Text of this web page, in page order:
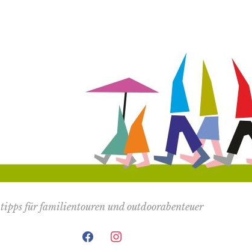
tipps für familientouren und outdoorabenteuer
facebookinstagram